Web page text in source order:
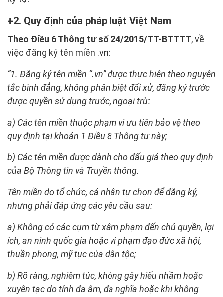
2. Quy định của pháp luật Việt Nam
Theo Điều 6 Thông tư số 24/2015/TT-BTTTT, về
việc đăng ký tên miền .vn:
“1. Đăng ký tên miền “.vn” được thực hiện theo nguyên
tắc bình đẳng, không phân biệt đối xử, đăng ký trước
được quyền sử dụng trước, ngoại trừ:
a) Các tên miền thuộc phạm vi ưu tiên bảo vệ theo
quy định tại khoản 1 Điều 8 Thông tư này;
b) Các tên miền được dành cho đấu giá theo quy định
của Bộ Thông tin và Truyền thông.
Tên miền do tổ chức, cá nhân tự chọn để đăng ký,
nhưng phải đáp ứng các yêu cầu sau:
a) Không có các cụm từ xâm phạm đến chủ quyền, lợi
ích, an ninh quốc gia hoặc vi phạm đạo đức xã hội,
thuần phong, mỹ tục của dân tộc;
b) Rõ ràng, nghiêm túc, không gây hiểu nhầm hoặc
xuyên tạc do tính đa âm, đa nghĩa hoặc khi không